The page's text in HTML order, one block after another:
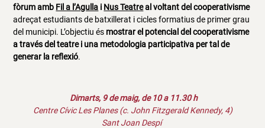
fòrum amb Fil a l’Agulla i Nus Teatreal voltant del cooperativisme
adreçat estudiants de batxillerat i cicles formatius de primer grau
del municipi. L’objectiu és mostrar el potencial del cooperativisme
a través del teatre i una metodologia participativa per tal de
generar la reflexió.
Dimarts, 9 de maig, de 10 a 11.30 h
Centre Cívic Les Planes (c. John Fitzgerald Kennedy, 4)
Sant Joan Despí